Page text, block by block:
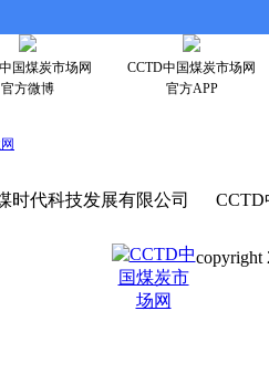
国煤炭市场网
官方微博
CCTD中国煤炭市场网
官方APP
时代科技发展有限公司
copyright